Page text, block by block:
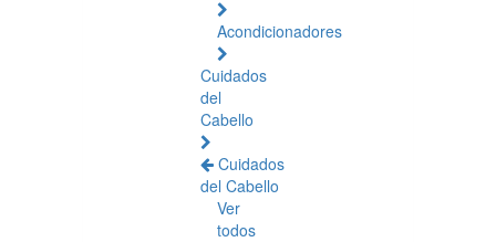
Acondicionadores
Cuidados
del
Cabello
Cuidados
del Cabello
Ver
todos